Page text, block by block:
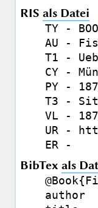
RIS als Datei
TY -
AU -
T1 -
CY -
PY -
T3 -
VL -
UR -
BibTex als
author